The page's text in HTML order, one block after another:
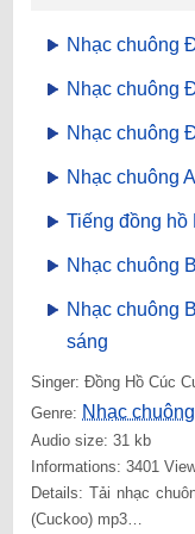
Nhạc chuông
Nhạc chuông
Nhạc chuông
Nhạc chuông
Tiếng đồng hồ
Nhạc chuông
Nhạc chuông
sáng
Singer: Đồng Hồ Cúc
Genre: Nhạc
Audio size: 31 kb
Informations: 3401
Details: Tải nhạc
(Cuckoo) mp3…